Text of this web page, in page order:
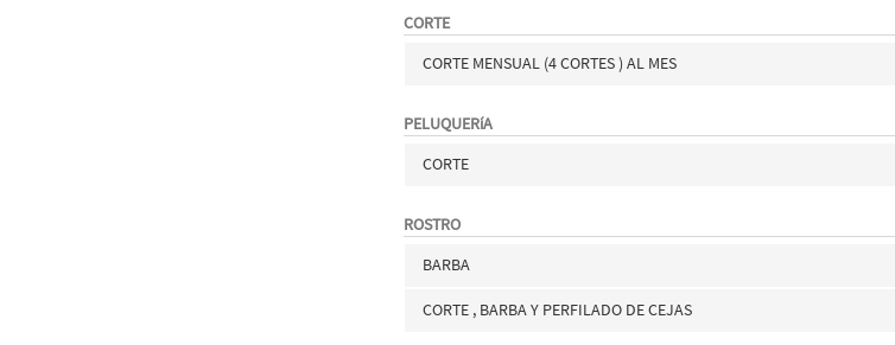
CORTE
CORTE MENSUAL (4 CORTES ) AL MES
PELUQUERíA
CORTE
ROSTRO
BARBA
CORTE , BARBA Y PERFILADO DE CEJAS